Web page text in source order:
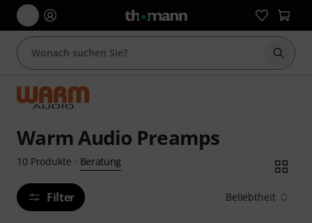
Suche
Warm Audio Preamps
10 Produkte · Beratung
Filter Beliebtheit